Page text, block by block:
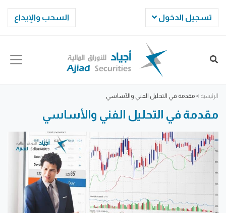
السحب والإيداع تسجيل الدخول
الرئيسية > مقدمة في التحليل الفني والأساسي
مقدمة في التحليل الفني والأساسي